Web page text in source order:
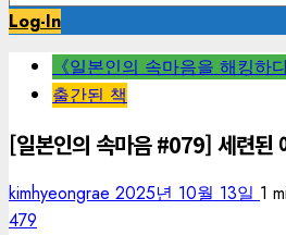
색:
Log-In
《일본인의 속마음을 해킹하다
출간된 책
[일본인의 속마음 #079] 세련된
kimhyeongrae 2025년 10월 13일 1
479